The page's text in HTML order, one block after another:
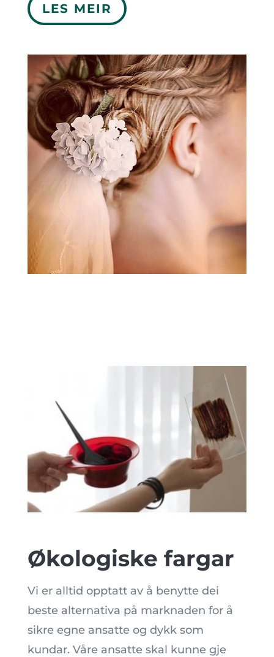
LES MEIR
Økologiske fargar
Vi er alltid opptatt av å benytte dei
beste alternativa på marknaden for å
sikre egne ansatte og dykk som
kundar. Våre ansatte skal kunne gje